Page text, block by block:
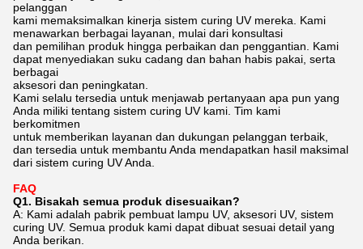
pelanggan
kami memaksimalkan kinerja sistem curing UV mereka. Kami
menawarkan berbagai layanan, mulai dari konsultasi
dan pemilihan produk hingga perbaikan dan penggantian. Kami
dapat menyediakan suku cadang dan bahan habis pakai, serta
berbagai
aksesori dan peningkatan.
Kami selalu tersedia untuk menjawab pertanyaan apa pun yang
Anda miliki tentang sistem curing UV kami. Tim kami
berkomitmen
untuk memberikan layanan dan dukungan pelanggan terbaik,
dan tersedia untuk membantu Anda mendapatkan hasil maksimal
dari sistem curing UV Anda.
FAQ
Q1. Bisakah semua produk disesuaikan?
A: Kami adalah pabrik pembuat lampu UV, aksesori UV, sistem
curing UV. Semua produk kami dapat dibuat sesuai detail yang
Anda berikan.